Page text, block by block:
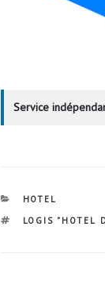
Service
CATÉGORIES
HOTEL
ÉTIQUETTES
LOGIS "HOTEL